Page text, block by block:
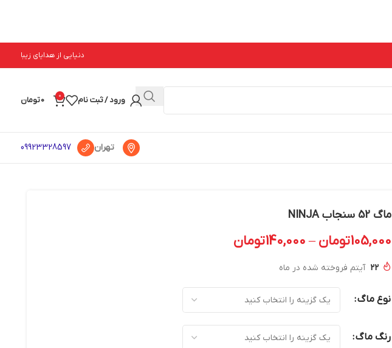
دنیایی از هدایای زیبا
ورود / ثبت نام 0
0تومان
تهران 09923328597
ماگ 52 سنجاب NINJA
105,000تومان –
140,000تومان
22 آیتم فروخته شده در ماه
نوع ماگ
رنگ ماگ